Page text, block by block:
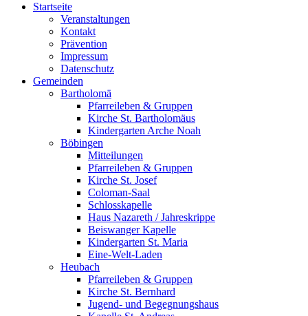
Startseite
Veranstaltungen
Kontakt
Prävention
Impressum
Datenschutz
Gemeinden
Bartholomä
Pfarreileben & Gruppen
Kirche St. Bartholomäus
Kindergarten Arche Noah
Böbingen
Mitteilungen
Pfarreileben & Gruppen
Kirche St. Josef
Coloman-Saal
Schlosskapelle
Haus Nazareth / Jahreskrippe
Beiswanger Kapelle
Kindergarten St. Maria
Eine-Welt-Laden
Heubach
Pfarreileben & Gruppen
Kirche St. Bernhard
Jugend- und Begegnungshaus